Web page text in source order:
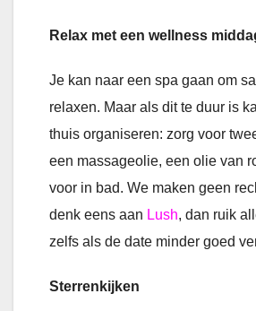
Relax met een wellness
Je kan naar een spa gaan om
relaxen. Maar als dit te duur is
thuis organiseren: zorg voor
een massageolie, een olie van
voor in bad. We maken geen
denk eens aan Lush, dan ruik
zelfs als de date minder goed
Sterrenkijken